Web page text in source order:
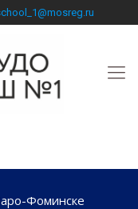
Фоминске